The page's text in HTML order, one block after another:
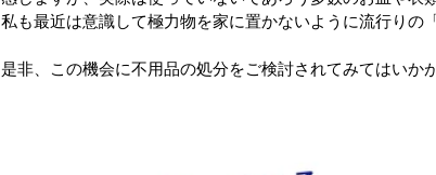
私も最近は意識して極力物を家に置かないように流行りの
是非、この機会に不用品の処分をご検討されてみてはいか